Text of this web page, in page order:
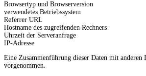
Browsertyp und Browserversion
verwendetes Betriebssystem
Referrer URL
Hostname des zugreifenden Rechners
Uhrzeit der Serveranfrage
IP-Adresse
Eine Zusammenführung dieser Daten mit
vorgenommen.